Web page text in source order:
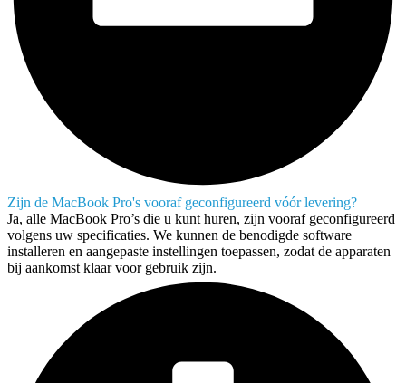
Zijn de MacBook Pro's vooraf geconfigureerd vóór levering?
Ja, alle MacBook Pro’s die u kunt huren, zijn vooraf geconfigureerd
volgens uw specificaties. We kunnen de benodigde software
installeren en aangepaste instellingen toepassen, zodat de apparaten
bij aankomst klaar voor gebruik zijn.